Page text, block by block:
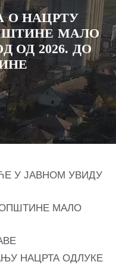
О НАЦРТУ
МАЛО
ОД 2026. ДО
У ЈАВНОМ УВИДУ
МАЛО
НАЦРТА ОДЛУКЕ